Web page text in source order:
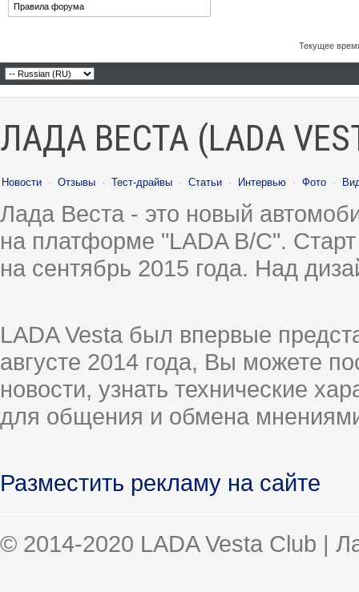
Правила форума
Текущее
ЛАДА ВЕСТА (LADA
Новости · Отзывы · Тест-драйвы · Статьи · Интервью · Фото ·
Лада Веста - это новый
на платформе "LADA B/C".
на сентябрь 2015 года. Над
LADA Vesta был впервые
августе 2014 года, Вы можете
новости, узнать технические
для общения и обмена
Разместить рекламу на сайте
© 2014-2020 LADA Vesta Club |